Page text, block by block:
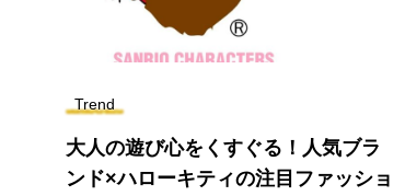
Trend
大人の遊び心をくすぐる！人気ブラ
ンド×ハローキティの注目ファッショ